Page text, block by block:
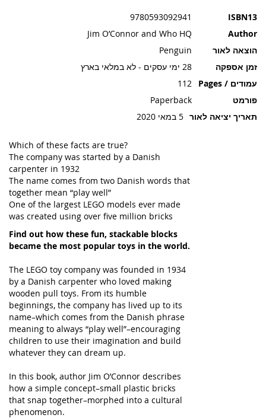
ISBN13
9780593092941
Author
Jim O’Connor and Who HQ
הוצאה לאור
Penguin
זמן אספקה
28 ימי עסקים - לא במלאי בארץ
עמודים / Pages
112
פורמט
Paperback
תאריך יציאה לאור 5 במאי 2020
Which of these facts are true?
The company was started by a Danish
carpenter in 1932
The name comes from two Danish words that
together mean “play well”
One of the largest LEGO models ever made
was created using over five million bricks
Find out how these fun, stackable blocks
became the most popular toys in the world.
The LEGO toy company was founded in 1934
by a Danish carpenter who loved making
wooden pull toys. From its humble
beginnings, the company has lived up to its
name–which comes from the Danish phrase
meaning to always “play well”–encouraging
children to use their imagination and build
whatever they can dream up.
In this book, author Jim O’Connor describes
how a simple concept–small plastic bricks
that snap together–morphed into a cultural
phenomenon.
תמונות